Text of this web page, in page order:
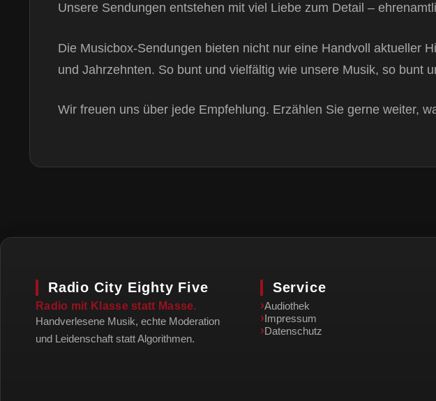
Unsere Sendungen entstehen mit viel Liebe zum Detail –
Die Musicbox-Sendungen bieten nicht nur eine Handvoll aktueller
und Jahrzehnten. So bunt und vielfältig wie unsere Musik, so bunt
Wir freuen uns über jede Empfehlung. Erzählen Sie gerne weiter,
Radio City Eighty Five
Radio mit Klasse statt Masse.
Handverlesene Musik, echte Moderation
und Leidenschaft statt Algorithmen.
Service
›Audiothek
›Impressum
›Datenschutz